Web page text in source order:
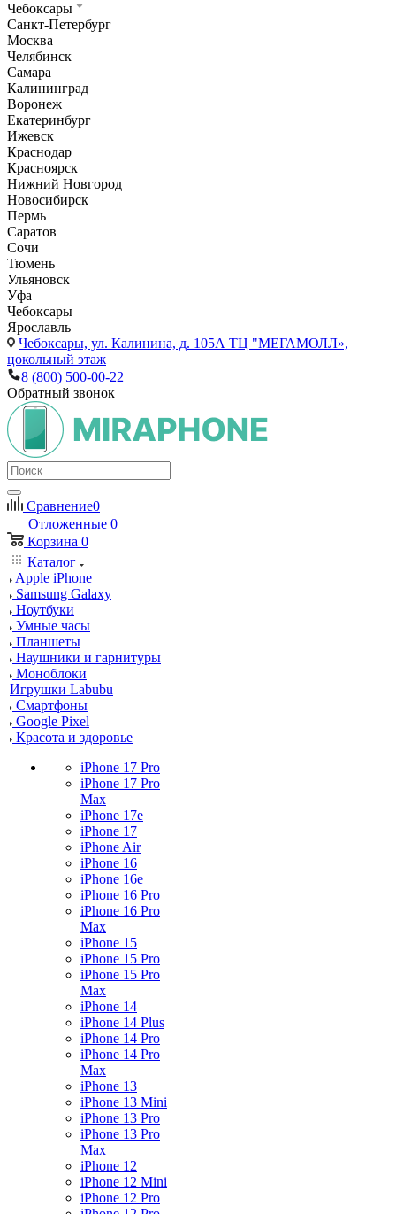
Чебоксары
Санкт-Петербург
Москва
Челябинск
Самара
Калининград
Воронеж
Екатеринбург
Ижевск
Краснодар
Красноярск
Нижний Новгород
Новосибирск
Пермь
Саратов
Сочи
Тюмень
Ульяновск
Уфа
Чебоксары
Ярославль
Чебоксары, ул. Калинина, д. 105А ТЦ "МЕГАМОЛЛ»,
цокольный этаж
8 (800) 500-00-22
Обратный звонок
Сравнение0
Отложенные 0
Корзина 0
Каталог
Apple iPhone
Samsung Galaxy
Ноутбуки
Умные часы
Планшеты
Наушники и гарнитуры
Моноблоки
Игрушки Labubu
Смартфоны
Google Pixel
Красота и здоровье
iPhone 17 Pro
iPhone 17 Pro
Max
iPhone 17e
iPhone 17
iPhone Air
iPhone 16
iPhone 16e
iPhone 16 Pro
iPhone 16 Pro
Max
iPhone 15
iPhone 15 Pro
iPhone 15 Pro
Max
iPhone 14
iPhone 14 Plus
iPhone 14 Pro
iPhone 14 Pro
Max
iPhone 13
iPhone 13 Mini
iPhone 13 Pro
iPhone 13 Pro
Max
iPhone 12
iPhone 12 Mini
iPhone 12 Pro